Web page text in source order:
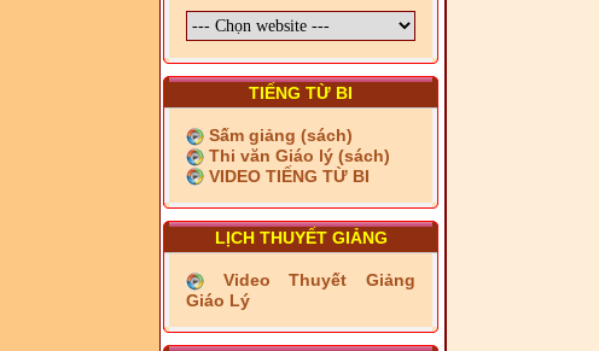
TIẾNG TỪ BI
Sấm giảng (sách)
Thi văn Giáo lý (sách)
VIDEO TIẾNG TỪ BI
LỊCH THUYẾT GIẢNG
Video Thuyết Giảng
Giáo Lý